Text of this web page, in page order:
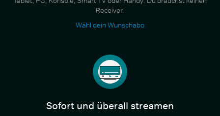
Receiver.
Wähl dein Wunschabo
Sofort und überall streamen